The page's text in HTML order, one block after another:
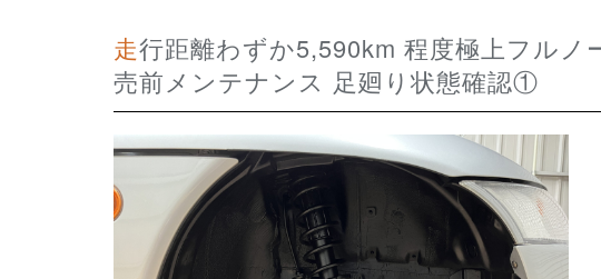
走行距離わずか5,590km 程度極上フルノーマル1オーナー車両 HONDA BEAT 販
売前メンテナンス 足廻り状態確認①